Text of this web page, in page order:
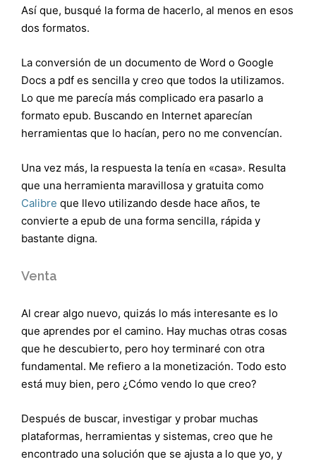
Así que, busqué la forma de hacerlo, al menos en esos
dos formatos.
La conversión de un documento de Word o Google
Docs a pdf es sencilla y creo que todos la utilizamos.
Lo que me parecía más complicado era pasarlo a
formato epub. Buscando en Internet aparecían
herramientas que lo hacían, pero no me convencían.
Una vez más, la respuesta la tenía en «casa». Resulta
que una herramienta maravillosa y gratuita como
Calibre que llevo utilizando desde hace años, te
convierte a epub de una forma sencilla, rápida y
bastante digna.
Venta
Al crear algo nuevo, quizás lo más interesante es lo
que aprendes por el camino. Hay muchas otras cosas
que he descubierto, pero hoy terminaré con otra
fundamental. Me refiero a la monetización. Todo esto
está muy bien, pero ¿Cómo vendo lo que creo?
Después de buscar, investigar y probar muchas
plataformas, herramientas y sistemas, creo que he
encontrado una solución que se ajusta a lo que yo, y